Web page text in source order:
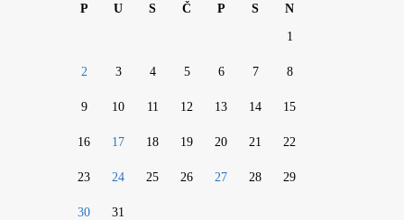
P U S Č P S N
1
2 3 4 5 6 7 8
9 10 11 12 13 14 15
16 17 18 19 20 21 22
23 24 25 26 27 28 29
30 31